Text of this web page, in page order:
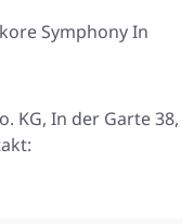
Symphony In
KG, In der Garte 38,